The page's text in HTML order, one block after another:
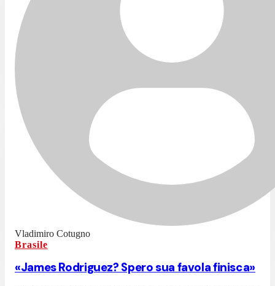
Vladimiro Cotugno
Brasile
«James Rodriguez? Spero sua favola finisca»